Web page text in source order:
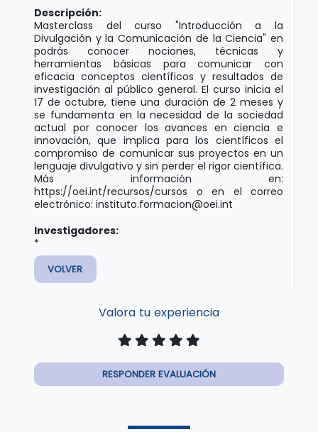
Descripción:
Masterclass del curso "Introducción a la
Divulgación y la Comunicación de la Ciencia" en
podrás conocer nociones, técnicas y
herramientas básicas para comunicar con
eficacia conceptos científicos y resultados de
investigación al público general. El curso inicia el
17 de octubre, tiene una duración de 2 meses y
se fundamenta en la necesidad de la sociedad
actual por conocer los avances en ciencia e
innovación, que implica para los científicos el
compromiso de comunicar sus proyectos en un
lenguaje divulgativo y sin perder el rigor científica.
Más información en:
https://oei.int/recursos/cursos o en el correo
electrónico: instituto.formacion@oei.int
Investigadores:
*
VOLVER
Valora tu experiencia
RESPONDER EVALUACIÓN